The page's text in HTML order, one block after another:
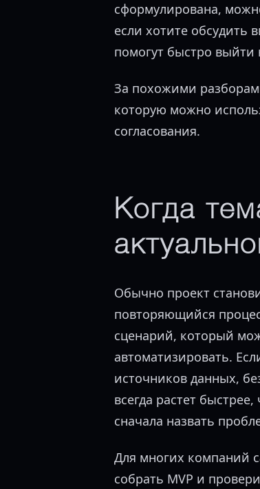
сформулирована,
если хотите обсудить
помогут быстро выйти
За похожими
которую можно
согласования.
Когда
Обычно проект
повторяющийся
сценарий, который
автоматизировать.
источников данных,
всегда растет
сначала назвать
Для многих компаний
собрать MVP и